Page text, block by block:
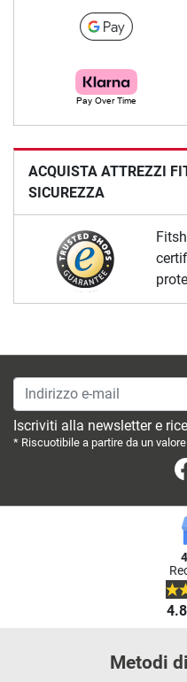
ACQUISTA ATTREZZI
SICUREZZA
Indirizzo e-mail
Iscriviti alla newsletter e
* Riscuotibile a partire da un
Metodi